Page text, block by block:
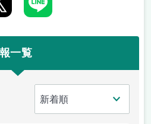
一覧